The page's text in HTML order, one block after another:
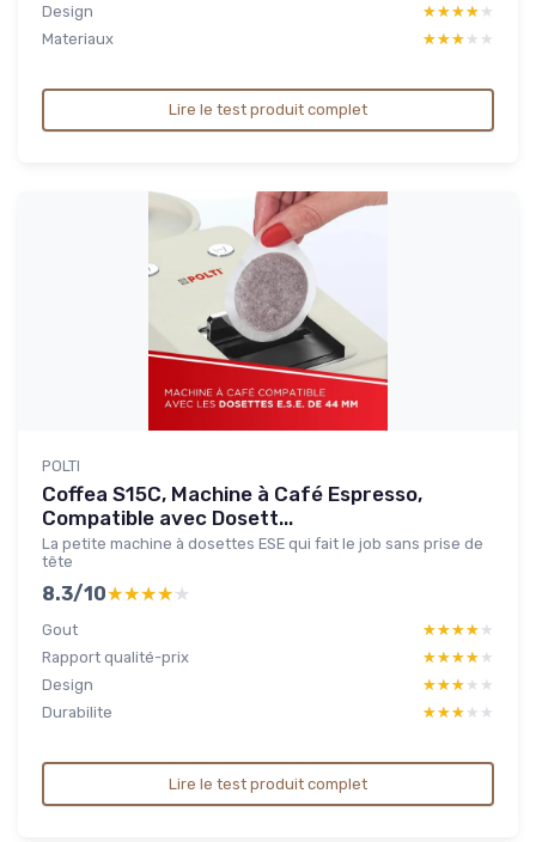
Design
★★★★★
★★★★★
Materiaux
★★★★★
★★★★★
Lire le test produit complet
POLTI
Coffea S15C, Machine à Café Espresso,
Compatible avec Dosett...
La petite machine à dosettes ESE qui fait le job sans prise de
tête
8.3/10★★★★★
★★★★★
Gout ★★★★★
★★★★★
Rapport qualité-prix
★★★★★
★★★★★
Design
★★★★★
★★★★★
Durabilite
★★★★★
★★★★★
Lire le test produit complet